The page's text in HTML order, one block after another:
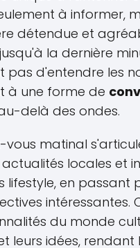
à informer,
détendue et
la dernière
pas d'entendre les
à une forme de
delà des ondes.
vous matinal
locales et
lifestyle, en
intéressantes.
du monde
leurs idées,